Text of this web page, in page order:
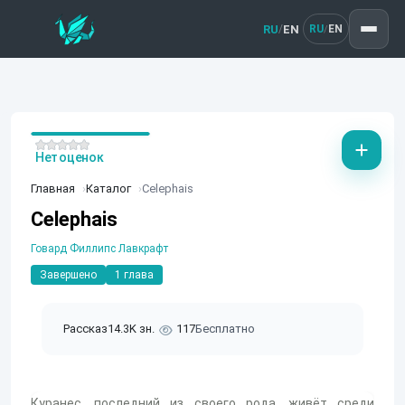
RU/EN RU/ EN
Главная Каталог Celephais
Celephais
Говард Филлипс Лавкрафт
Завершено 1 глава
Рассказ14.3K зн. 117Бесплатно
Нет оценок